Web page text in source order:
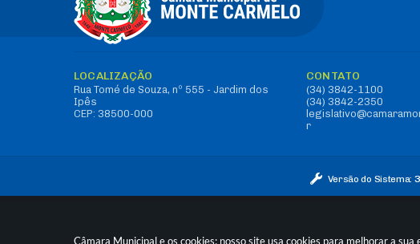
Câmara Municipal e os cookies: nosso site usa cookies para melhorar a
LOCALIZAÇÃO
Rua Tomé de Souza, nº 555 - Jardim dos
Ipês
CEP: 38500-000
CONTATO
(34) 3842-1100
(34) 3842-2350
r
Versão do Sistema: